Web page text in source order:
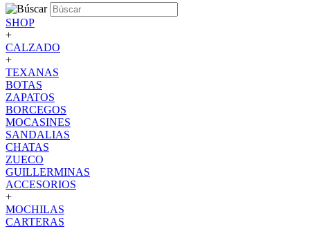
SHOP
+
CALZADO
+
TEXANAS
BOTAS
ZAPATOS
BORCEGOS
MOCASINES
SANDALIAS
CHATAS
ZUECO
GUILLERMINAS
ACCESORIOS
+
MOCHILAS
CARTERAS